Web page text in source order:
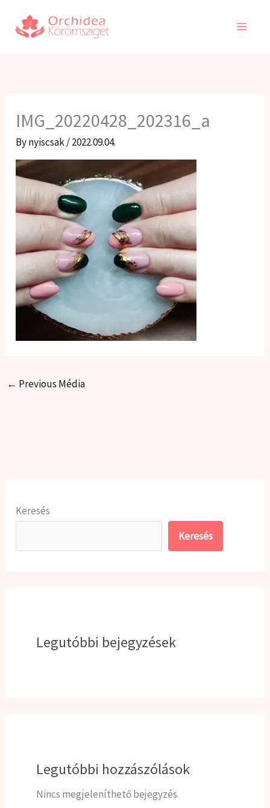
content
IMG_20220428_202316_a
Bynyiscsak/2022.09.04.
← Previous Média
Keresés
Keresés
Legutóbbi bejegyzések
Legutóbbi hozzászólások
Nincs megjeleníthető bejegyzés.